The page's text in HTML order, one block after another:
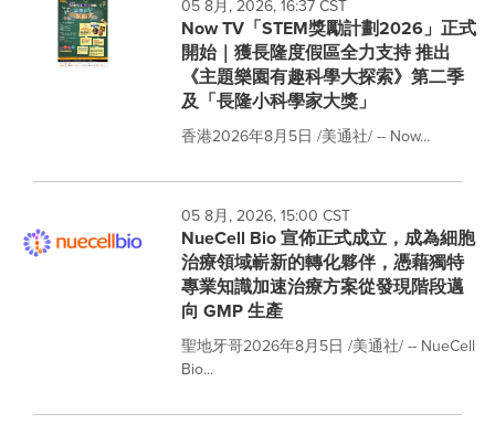
05 8月, 2026, 16:37 CST
Now TV「STEM獎勵計劃2026」正式
開始｜獲長隆度假區全力支持 推出
《主題樂園有趣科學大探索》第二季
及「長隆小科學家大獎」
香港2026年8月5日 /美通社/ -- Now...
05 8月, 2026, 15:00 CST
NueCell Bio 宣佈正式成立，成為細胞
治療領域嶄新的轉化夥伴，憑藉獨特
專業知識加速治療方案從發現階段邁
向 GMP 生產
聖地牙哥2026年8月5日 /美通社/ -- NueCell
Bio...